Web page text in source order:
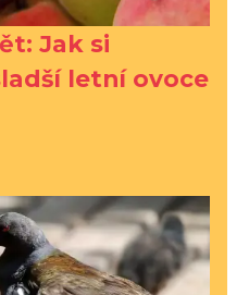
Jak si
letní ovoce